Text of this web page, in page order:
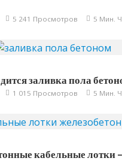
5 241 Просмотров 5 Мин.
заливка пола
1 015 Просмотров 5 Мин.
кабельные лотки